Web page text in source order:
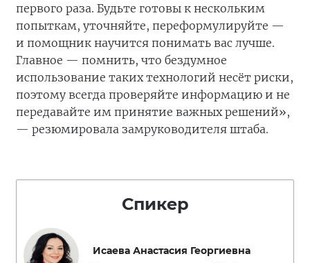
первого раза. Будьте готовы к нескольким
попыткам, уточняйте, переформулируйте —
и помощник научится понимать вас лучше.
Главное — помнить, что бездумное
использование таких технологий несёт риски,
поэтому всегда проверяйте информацию и не
передавайте им принятие важных решений»,
— резюмировала замруководителя штаба.
Спикер
Исаева Анастасия Георгиевна